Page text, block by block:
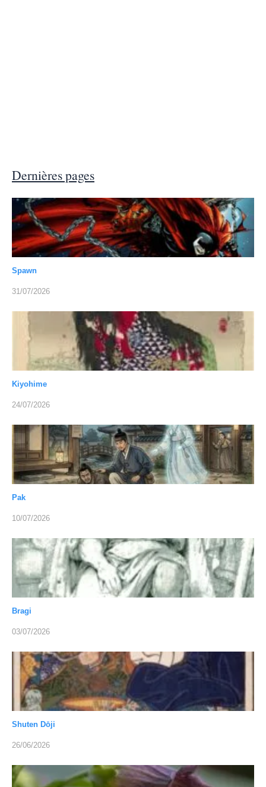
Dernières pages
Spawn
31/07/2026
Kiyohime
24/07/2026
Pak
10/07/2026
Bragi
03/07/2026
Shuten Dōji
26/06/2026